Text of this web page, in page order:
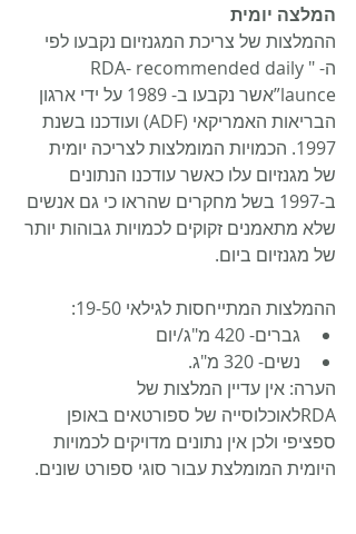
המלצה יומית
ההמלצות של צריכת המגנזיום נקבעו לפי
ה- "RDA- recommended daily
launce”אשר נקבעו ב- 1989 על ידי ארגון
הבריאות האמריקאי (ADF) ועודכנו בשנת
1997. הכמויות המומלצות לצריכה יומית
של מגנזיום עלו כאשר עודכנו הנתונים
ב-1997 בשל מחקרים שהראו כי גם אנשים
שלא מתאמנים זקוקים לכמויות גבוהות יותר
של מגנזיום ביום.
ההמלצות המתייחסות לגילאי 19-50:
גברים- 420 מ"ג/יום
נשים- 320 מ"ג.
הערה: אין עדיין המלצות של
RDAלאוכלוסייה של ספורטאים באופן
ספציפי ולכן אין נתונים מדויקים לכמויות
היומית המומלצת עבור סוגי ספורט שונים.